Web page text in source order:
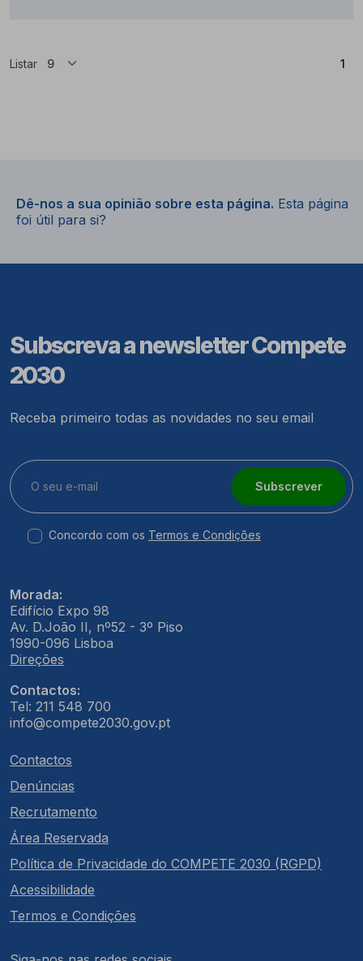
Listar 1
Dê-nos a sua opinião sobre esta página. Esta página
foi útil para si?
Subscreva a newsletter Compete
2030
Receba primeiro todas as novidades no seu email
Subscrever
Concordo com os Termos e Condições
Morada:
Edifício Expo 98
Av. D.João II, nº52 - 3º Piso
1990-096 Lisboa
Direções
Contactos:
Tel: 211 548 700
info@compete2030.gov.pt
Contactos
Denúncias
Recrutamento
Área Reservada
Política de Privacidade do COMPETE 2030 (RGPD)
Acessibilidade
Termos e Condições